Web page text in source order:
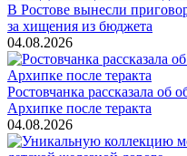
В Ростове вынесли
за хищения из бюджета
04.08.2026
Ростовчанка рассказала об
Архипке после теракта
04.08.2026